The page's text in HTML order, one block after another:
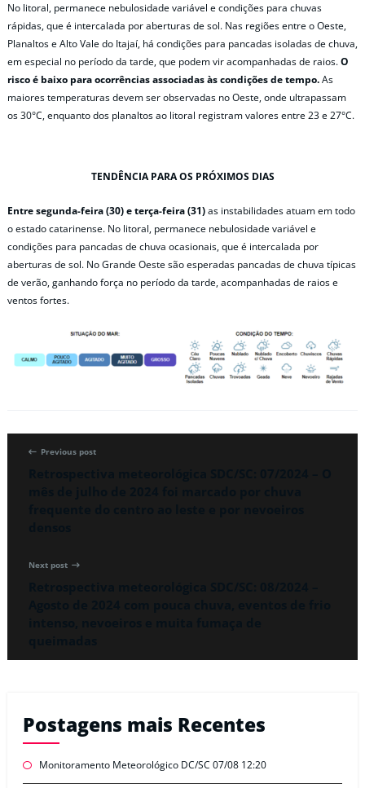
No litoral, permanece nebulosidade variável e condições para chuvas
rápidas, que é intercalada por aberturas de sol. Nas regiões entre o Oeste,
Planaltos e Alto Vale do Itajaí, há condições para pancadas isoladas de chuva,
em especial no período da tarde, que podem vir acompanhadas de raios.O
risco é baixo para ocorrências associadas às condições de tempo.As
maiores temperaturas devem ser observadas no Oeste, onde ultrapassam
os 30°C, enquanto dos planaltos ao litoral registram valores entre 23 e 27°C.
TENDÊNCIA PARA OS PRÓXIMOS DIAS
Entre segunda-feira (30)e terça-feira (31)as instabilidades atuam em todo
o estado catarinense. No litoral, permanece nebulosidade variável e
condições para pancadas de chuva ocasionais, que é intercalada por
aberturas de sol. No Grande Oeste são esperadas pancadas de chuva típicas
de verão, ganhando força no período da tarde, acompanhadas de raios e
ventos fortes.
Previous post
Next post
Postagens mais Recentes
Monitoramento Meteorológico DC/SC 07/08 12:20